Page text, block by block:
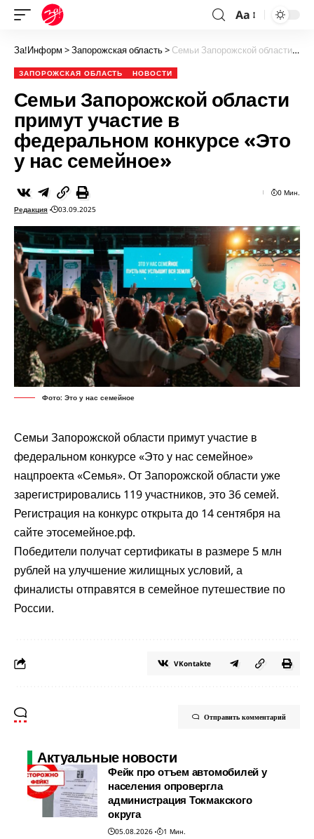
Aa
За!Информ >Запорожская область> Семьи Запорожской области примут участие в федеральном конкурсе «Это у нас семейное»
ЗАПОРОЖСКАЯ ОБЛАСТЬ НОВОСТИ
Семьи Запорожской области
примут участие в
федеральном конкурсе «Это
у нас семейное»
Редакция 03.09.2025
0 Мин.
Фото: Это у нас семейное
Семьи Запорожской области примут участие в
федеральном конкурсе «Это у нас семейное»
нацпроекта «Семья». От Запорожской области уже
зарегистрировались 119 участников, это 36 семей.
Регистрация на конкурс открыта до 14 сентября на
сайте этосемейное.рф.
Победители получат сертификаты в размере 5 млн
рублей на улучшение жилищных условий, а
финалисты отправятся в семейное путешествие по
России.
VKontakte
Отправить комментарий
Актуальные новости
Фейк про отъем автомобилей у
населения опровергла
администрация Токмакского
округа
05.08.2026
1 Мин.